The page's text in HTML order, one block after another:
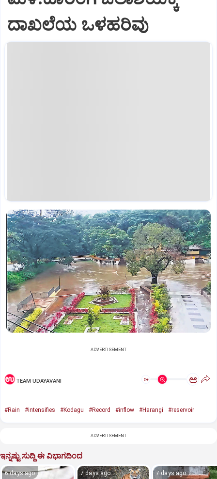
ದಾಖಲೆಯ ಒಳಹರಿವು
ADVERTISEMENT
TEAM UDAYAVANI ಅ ಅ
#Rain #intensifies #Kodagu #Record #inflow #Harangi #reservoir
ADVERTISEMENT
ಇನ್ನಷ್ಟು ಸುದ್ದಿ ಈ ವಿಭಾಗದಿಂದ
6 days ago 7 days ago 7 days ago